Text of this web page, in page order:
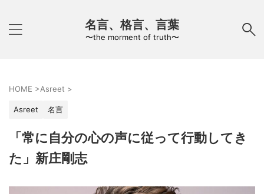
名言、格言、言葉
〜the morment of truth〜
HOME >Asreet >
Asreet 名言
「常に自分の心の声に従って行動してき
た」新庄剛志